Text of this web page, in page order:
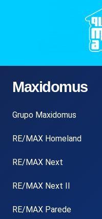
Maxidomus
Grupo Maxidomus
RE/MAX Homeland
RE/MAX Next
RE/MAX Next II
RE/MAX Parede